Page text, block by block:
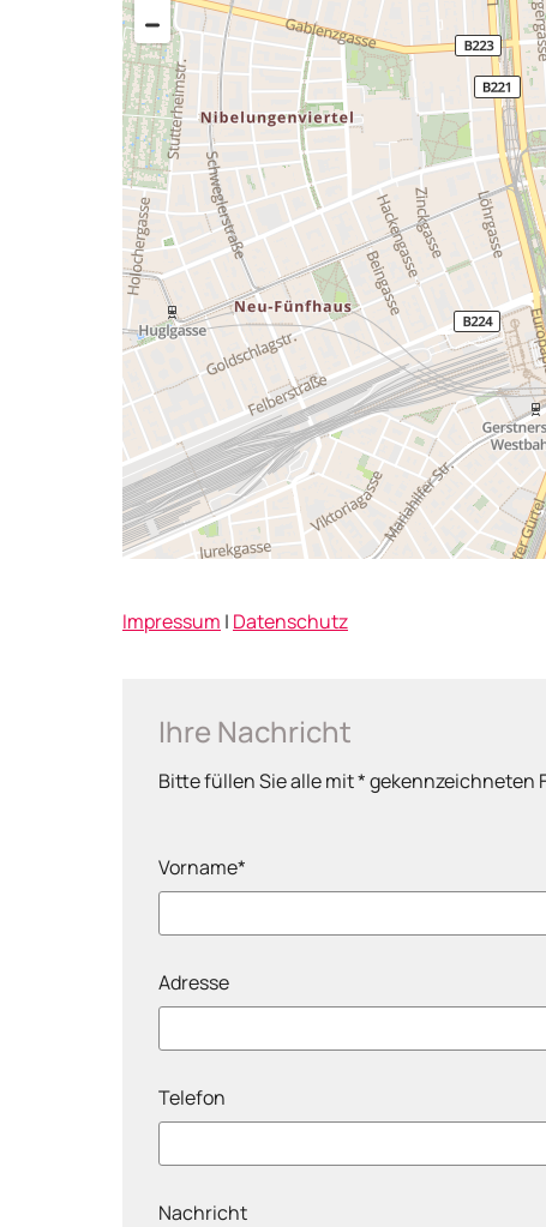
Impressum | Datenschutz
Ihre Nachricht
Bitte füllen Sie alle mit * gekennzeichneten
Vorname*
Adresse
Telefon
Nachricht